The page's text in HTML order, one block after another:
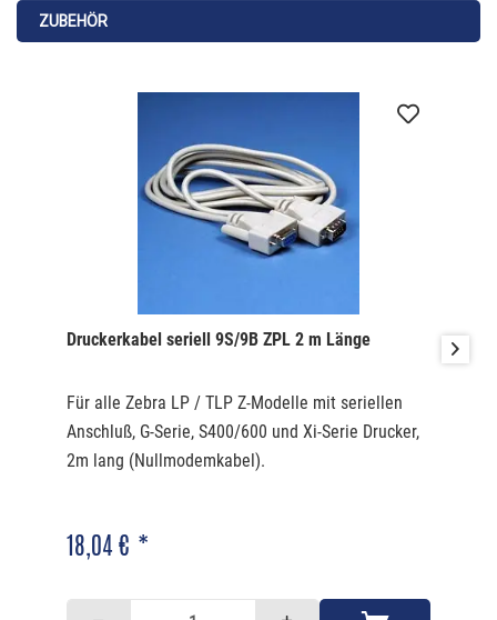
Das Verhältnis Etikettenrolle zu Farbband beträgt 1:1. Das
heisst mit einer Farbbandrolle kann 1 Etikettenrolle
ZUBEHÖR
Druckerkabel seriell 9S/9B ZPL 2 m Länge
Für alle Zebra LP / TLP Z-Modelle mit seriellen
Anschluß, G-Serie, S400/600 und Xi-Serie Drucker,
2m lang (Nullmodemkabel).
18,04 € *